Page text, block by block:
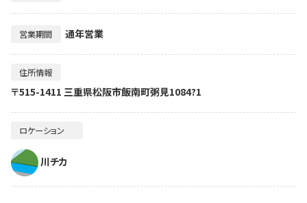
営業期間 通年営業
住所情報
〒515-1411 三重県松阪市飯南町粥見1084?1
ロケーション
川チカ